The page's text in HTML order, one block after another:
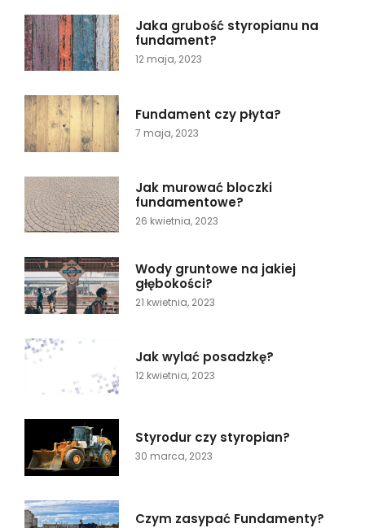
Jaka grubość styropianu na
fundament?
12 maja, 2023
Fundament czy płyta?
7 maja, 2023
Jak murować bloczki
fundamentowe?
26 kwietnia, 2023
Wody gruntowe na jakiej
głębokości?
21 kwietnia, 2023
Jak wylać posadzkę?
12 kwietnia, 2023
Styrodur czy styropian?
30 marca, 2023
Czym zasypać Fundamenty?